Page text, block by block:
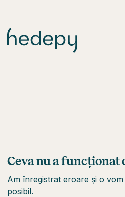
Ceva nu a funcționat
Am înregistrat eroare și o
posibil.